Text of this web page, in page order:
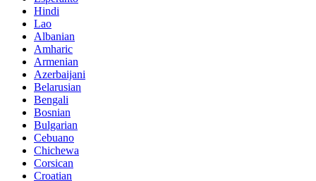
Hindi
Lao
Albanian
Amharic
Armenian
Azerbaijani
Belarusian
Bengali
Bosnian
Bulgarian
Cebuano
Chichewa
Corsican
Croatian